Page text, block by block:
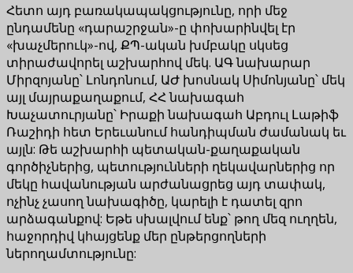
Հետո այդ բառակապակցությունը, որի մեջ
ընդամենը «դարաշրջան»-ը փոխարինվել էր
«խաչմերուկ»-ով, ՔՊ-ական խմբակը սկսեց
տիրաժավորել աշխարհով մեկ. ԱԳ նախարար
Միրզոյանը՝ Լոնդոնում, ԱԺ խոսնակ Սիմոնյանը՝ մեկ
այլ մայրաքաղաքում, ՀՀ նախագահ
Խաչատուրյանը՝ Իրաքի նախագահ Աբդուլ Լաթիֆ
Ռաշիդի հետ Երեւանում հանդիպման ժամանակ եւ
այլն: Թե աշխարհի պետական-քաղաքական
գործիչներից, պետությունների ղեկավարներից որ
մեկը հավանության արժանացրեց այդ տափակ,
ոչինչ չասող նախագիծը, կարելի է դատել զրո
արձագանքով: Եթե սխալվում ենք՝ թող մեզ ուղղեն,
հաջորդիվ կհայցենք մեր ընթերցողների
ներողամտությունը: